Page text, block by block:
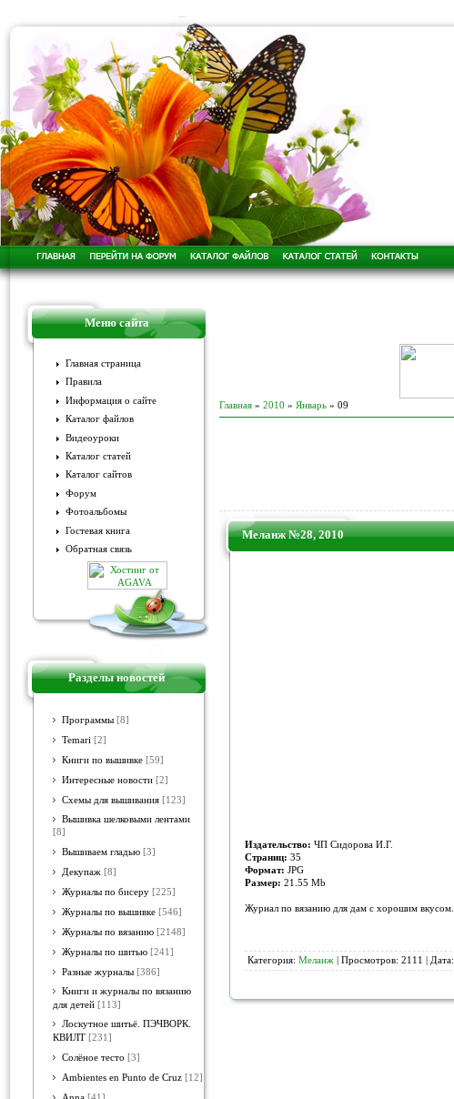
Меню сайта
Главная страница
Правила
Информация о сайте
Каталог файлов
Видеоуроки
Каталог статей
Каталог сайтов
Форум
Фотоальбомы
Гостевая книга
Обратная связь
Разделы новостей
Программы [8]
Temari [2]
Книги по вышивке [59]
Интересные новости [2]
Схемы для вышивания [123]
Вышивка шелковыми лентами
[8]
Вышиваем гладью [3]
Декупаж [8]
Журналы по бисеру [225]
Журналы по вышивке [546]
Журналы по вязанию [2148]
Журналы по шитью [241]
Разные журналы [386]
Книги и журналы по вязанию
для детей [113]
Лоскутное шитьё. ПЭЧВОРК.
КВИЛТ [231]
Солёное тесто [3]
Ambientes en Punto de Cruz [12]
Главная » 2010 » Январь » 09
Меланж №28, 2010
Издательство: ЧП Сидорова И.Г.
Страниц: 35
Формат: JPG
Размер: 21.55 Mb
Журнал по вязанию для дам с хорошим вкусом.
Категория: Меланж | Просмотров: 2111 | Дата: